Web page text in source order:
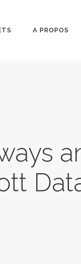
A PROPOS